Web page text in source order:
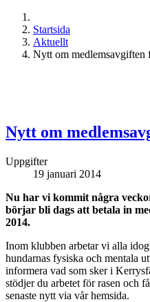
Startsida
Aktuellt
Nytt om medlemsavgiften
Nytt om
Uppgifter
19 januari 2014
Nu har vi kommit några
börjar bli dags att betala in
2014.
Inom klubben arbetar vi alla
hundarnas fysiska och mentala
informera vad som sker i
stödjer du arbetet för rasen och
senaste nytt via vår hemsida.